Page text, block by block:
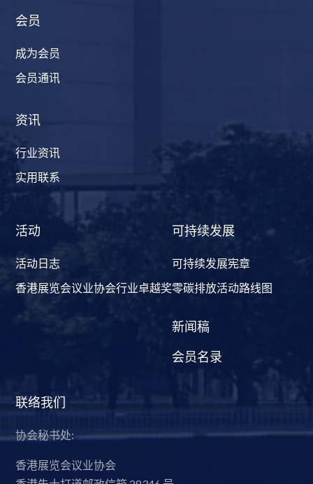
会员
成为会员
会员通讯
资讯
行业资讯
实用联系
活动
活动日志
香港展览会议业协会行业卓越奖
可持续发展
可持续发展宪章
零碳排放活动路线图
新闻稿
会员名录
联络我们
协会秘书处:
香港展览会议业协会